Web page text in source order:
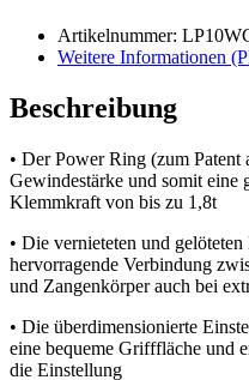
Artikelnummer:
Weitere Informationen
Beschreibung
• Der Power Ring (zum Patent
Gewindestärke und somit eine
Klemmkraft von bis zu 1,8t
• Die vernieteten und
hervorragende Verbindung
und Zangenkörper auch bei
• Die überdimensionierte
eine bequeme Grifffläche und
die Einstellung